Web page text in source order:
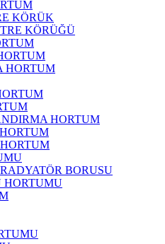
KÖRÜK
KÖRÜĞÜ
HORTUM
HORTUM
BORUSU
HORTUMU